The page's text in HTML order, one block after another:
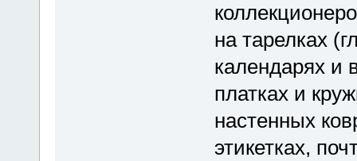
на тарелках
календарях и
платках и
настенных
этикетках,